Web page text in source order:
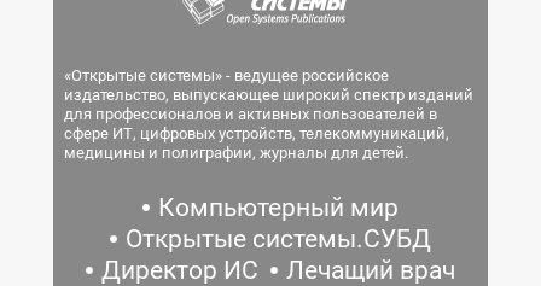
«Открытые системы» - ведущее российское
издательство, выпускающее широкий спектр изданий
для профессионалов и активных пользователей в
сфере ИТ, цифровых устройств, телекоммуникаций,
медицины и полиграфии, журналы для детей.
Компьютерный мир
Открытые системы.СУБД
Директор ИС
Лечащий врач